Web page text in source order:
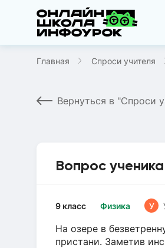
Главная Спроси учителя
Вернуться в "Спроси
Вопрос ученика
Физика
9 класс У
На озере в
пристани. Заметив